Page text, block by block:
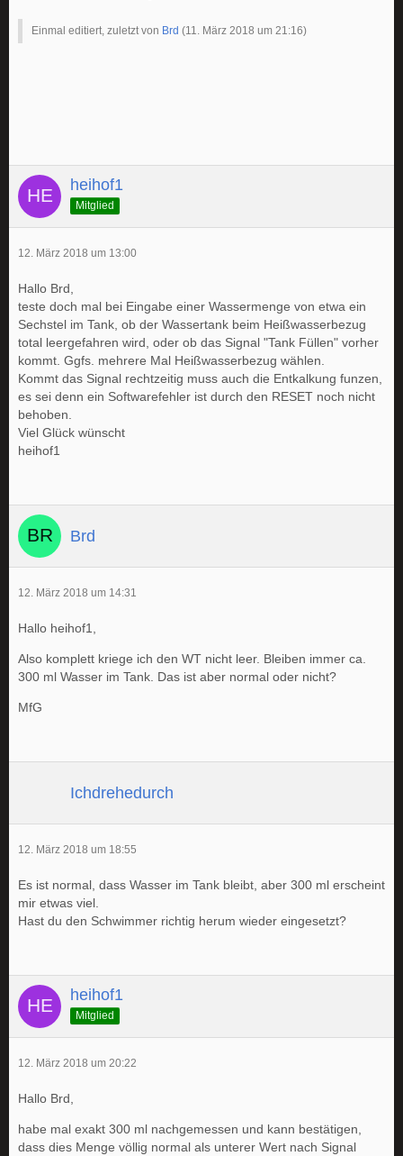
Einmal editiert, zuletzt von Brd (11. März 2018 um 21:16)
heihof1
Mitglied
12. März 2018 um 13:00
Hallo Brd,
teste doch mal bei Eingabe einer Wassermenge von etwa ein
Sechstel im Tank, ob der Wassertank beim Heißwasserbezug
total leergefahren wird, oder ob das Signal "Tank Füllen" vorher
kommt. Ggfs. mehrere Mal Heißwasserbezug wählen.
Kommt das Signal rechtzeitig muss auch die Entkalkung funzen,
es sei denn ein Softwarefehler ist durch den RESET noch nicht
behoben.
Viel Glück wünscht
heihof1
Brd
12. März 2018 um 14:31
Hallo heihof1,
Also komplett kriege ich den WT nicht leer. Bleiben immer ca.
300 ml Wasser im Tank. Das ist aber normal oder nicht?
MfG
Ichdrehedurch
12. März 2018 um 18:55
Es ist normal, dass Wasser im Tank bleibt, aber 300 ml erscheint
mir etwas viel.
Hast du den Schwimmer richtig herum wieder eingesetzt?
heihof1
Mitglied
12. März 2018 um 20:22
Hallo Brd,
habe mal exakt 300 ml nachgemessen und kann bestätigen,
dass dies Menge völlig normal als unterer Wert nach Signal